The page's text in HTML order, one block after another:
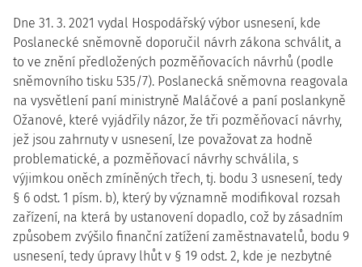
Dne 31. 3. 2021 vydal Hospodářský výbor usnesení, kde
Poslanecké sněmovně doporučil návrh zákona schválit, a
to ve znění předložených pozměňovacích návrhů (podle
sněmovního tisku 535/7). Poslanecká sněmovna reagovala
na vysvětlení paní ministryně Maláčové a paní poslankyně
Ožanové, které vyjádřily názor, že tři pozměňovací návrhy,
jež jsou zahrnuty v usnesení, lze považovat za hodně
problematické, a pozměňovací návrhy schválila, s
výjimkou oněch zmíněných třech, tj. bodu 3 usnesení, tedy
§ 6 odst. 1 písm. b), který by významně modifikoval rozsah
zařízení, na která by ustanovení dopadlo, což by zásadním
způsobem zvýšilo finanční zatížení zaměstnavatelů, bodu 9
usnesení, tedy úpravy lhůt v § 19 odst. 2, kde je nezbytné